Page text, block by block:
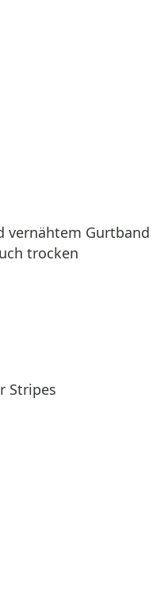
vernähtem Gurtband
trocken
Stripes